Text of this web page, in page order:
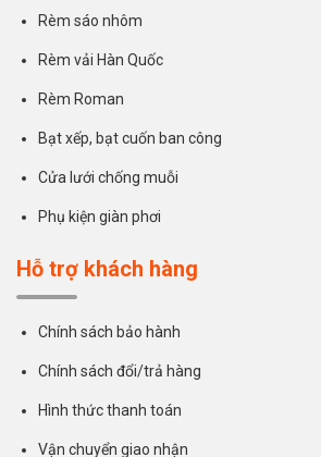
Rèm sáo nhôm
Rèm vải Hàn Quốc
Rèm Roman
Bạt xếp, bạt cuốn ban công
Cửa lưới chống muỗi
Phụ kiện giàn phơi
Hỗ trợ khách hàng
Chính sách bảo hành
Chính sách đổi/trả hàng
Hình thức thanh toán
Vận chuyển giao nhận